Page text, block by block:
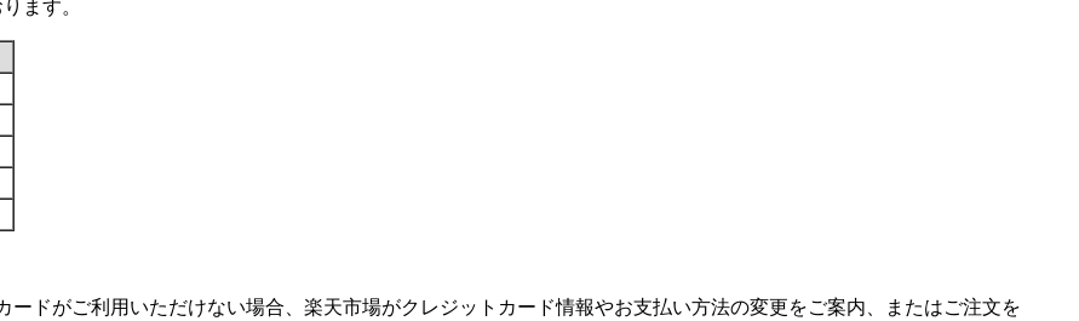
ます。
ードがご利用いただけない場合、楽天市場がクレジットカード情報やお支払い方法の変更をご案内、またはご注文を